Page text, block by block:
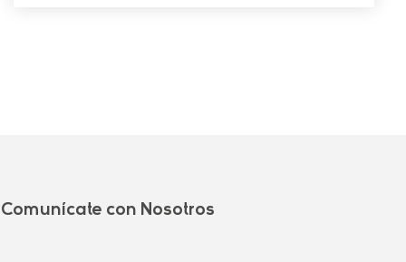
Comunícate con Nosotros